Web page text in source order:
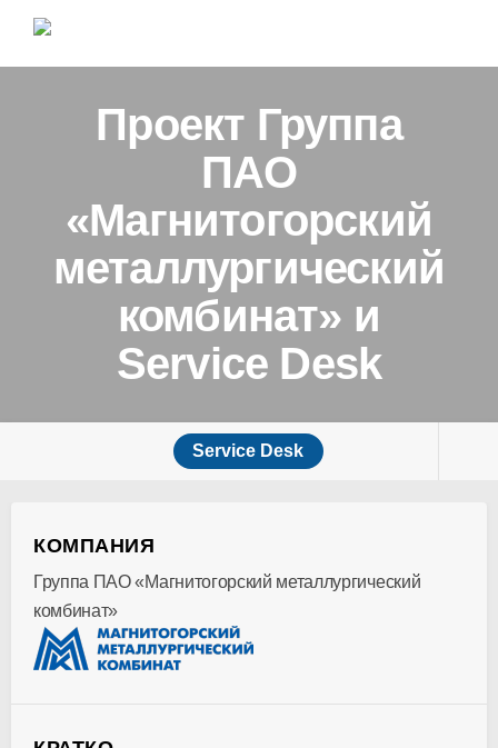
Проект Группа
ПАО
«Магнитогорский
металлургический
комбинат» и
Service Desk
Service Desk
КОМПАНИЯ
Группа ПАО «Магнитогорский металлургический
комбинат»